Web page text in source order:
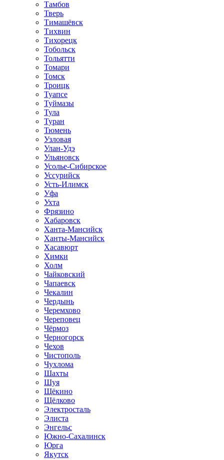
Тамбов
Тверь
Тимашёвск
Тихвин
Тихорецк
Тобольск
Тольятти
Томари
Томск
Троицк
Туапсе
Туймазы
Тула
Туран
Тюмень
Узловая
Улан-Удэ
Ульяновск
Усолье-Сибирское
Уссурийск
Усть-Илимск
Уфа
Ухта
Фрязино
Хабаровск
Ханта-Мансийск
Ханты-Мансийск
Хасавюрт
Химки
Холм
Чайковский
Чапаевск
Чекалин
Чердынь
Черемхово
Череповец
Чёрмоз
Черногорск
Чехов
Чистополь
Чухлома
Шахты
Шуя
Щёкино
Щёлково
Электросталь
Элиста
Энгельс
Южно-Сахалинск
Юрга
Якутск